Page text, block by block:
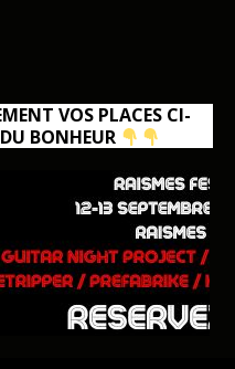
VOS PLACES CI-
BONHEUR